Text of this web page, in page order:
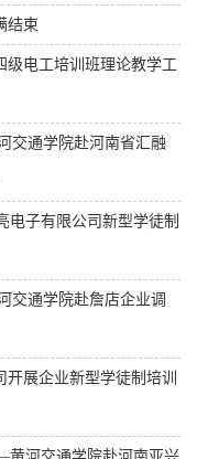
结束
级电工培训班理论教学工
交通学院赴河南省汇融
子有限公司新型学徒制
通学院赴詹店企业调
展企业新型学徒制培训